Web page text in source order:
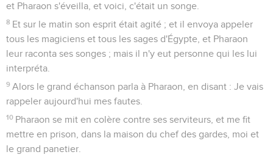
et Pharaon s'éveilla, et voici, c'était un songe.
8 Et sur le matin son esprit était agité ; et il envoya appeler
tous les magiciens et tous les sages d'Égypte, et Pharaon
leur raconta ses songes ; mais il n'y eut personne qui les lui
interpréta.
9 Alors le grand échanson parla à Pharaon, en disant : Je vais
rappeler aujourd'hui mes fautes.
10 Pharaon se mit en colère contre ses serviteurs, et me fit
mettre en prison, dans la maison du chef des gardes, moi et
le grand panetier.